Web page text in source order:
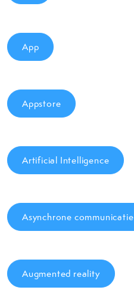
App
Appstore
Artificial Intelligence
Asynchrone communicatie
Augmented reality